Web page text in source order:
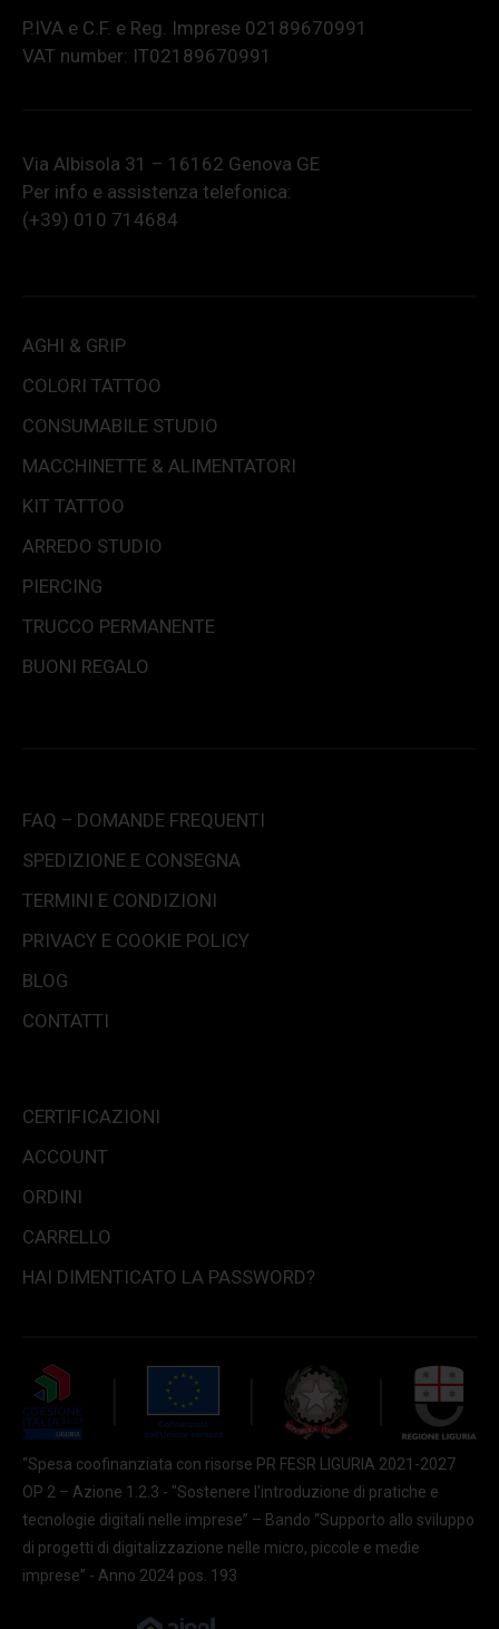
P.IVA e C.F. e Reg. Imprese 02189670991
VAT number: IT02189670991
Via Albisola 31 – 16162 Genova GE
Per info e assistenza telefonica:
(+39) 010 714684
AGHI & GRIP
COLORI TATTOO
CONSUMABILE STUDIO
MACCHINETTE & ALIMENTATORI
KIT TATTOO
ARREDO STUDIO
PIERCING
TRUCCO PERMANENTE
BUONI REGALO
FAQ – DOMANDE FREQUENTI
SPEDIZIONE E CONSEGNA
TERMINI E CONDIZIONI
PRIVACY E COOKIE POLICY
BLOG
CONTATTI
CERTIFICAZIONI
ACCOUNT
ORDINI
CARRELLO
HAI DIMENTICATO LA PASSWORD?
“Spesa coofinanziata con risorse PR FESR LIGURIA 2021-2027
OP 2 – Azione 1.2.3 - "Sostenere l'introduzione di pratiche e
tecnologie digitali nelle imprese” – Bando “Supporto allo sviluppo
di progetti di digitalizzazione nelle micro, piccole e medie
imprese” - Anno 2024 pos. 193